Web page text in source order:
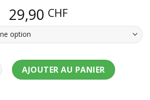
29,90 CHF
Déguisement ninja étoile Shuriken
AJOUTER AU PANIER